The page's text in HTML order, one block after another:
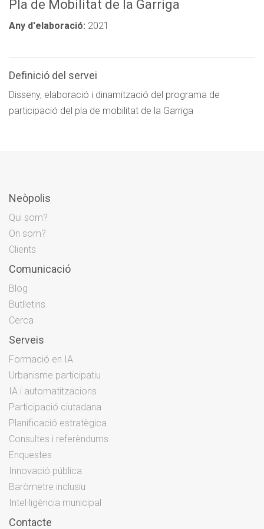
Pla de Mobilitat de la Garriga
Any d'elaboració: 2021
Definició del servei
Disseny, elaboració i dinamització del programa de
participació del pla de mobilitat de la Garriga
Neòpolis
Qui som?
On som?
Clients
Comunicació
Blog
Butlletins
Cerca
Serveis
Formació en IA
Urbanisme participatiu
IA i automatitzacions
Participació ciutadana
Planificació estratègica
Consultes i referèndums
Enquestes
Innovació pública
Baròmetre inclusiu
Intel·ligència municipal
Contacte